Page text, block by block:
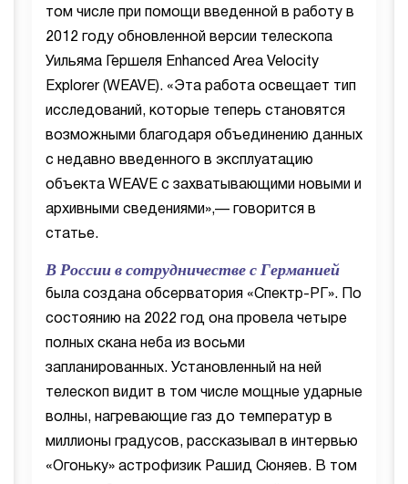
том числе при помощи введенной в работу в
2012 году обновленной версии телескопа
Уильяма Гершеля Enhanced Area Velocity
Explorer (WEAVE). «Эта работа освещает тип
исследований, которые теперь становятся
возможными благодаря объединению данных
с недавно введенного в эксплуатацию
объекта WEAVE с захватывающими новыми и
архивными сведениями»,— говорится в
статье.
В России в сотрудничестве с Германией
была создана обсерватория «Спектр-РГ». По
состоянию на 2022 год она провела четыре
полных скана неба из восьми
запланированных. Установленный на ней
телескоп видит в том числе мощные ударные
волны, нагревающие газ до температур в
миллионы градусов, рассказывал в интервью
«Огоньку» астрофизик Рашид Сюняев. В том